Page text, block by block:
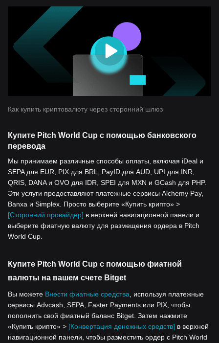
Как купить криптовалюту через сторонний шлюз
Купите Pitch World Cup с помощью банковского
перевода
Мы принимаем различные способы оплаты, включая iDeal и
SEPA для EUR, PIX для BRL, PayID для AUD, UPI для INR,
QRIS, DANA и OVO для IDR, SPEI для MXN и GCash для PHP.
Эти услуги предоставляют платежные сервисы Alchemy Pay,
Banxa и Simplex. Просто выберите «Купить крипто» >
[Сторонний провайдер] в верхней навигационной панели и
выберите фиатную валюту для размещения ордера в Pitch
World Cup.
Купите Pitch World Cup с помощью фиатной
валюты на вашем счете Bitget
Вы можете Внести фиатные средства, используя платежные
сервисы Advcash, SEPA, Faster Payments или PIX, чтобы
пополнить свой фиатный баланс Bitget. Затем нажмите
«Купить крипто» > [Конвертация денежных средств] в верхней
навигационной панели, чтобы разместить ордер с Pitch World